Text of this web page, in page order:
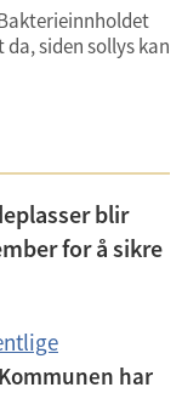
y
siden sollys kan
blir
for å sikre
Kommunen har